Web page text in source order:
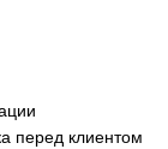
перед клиентом